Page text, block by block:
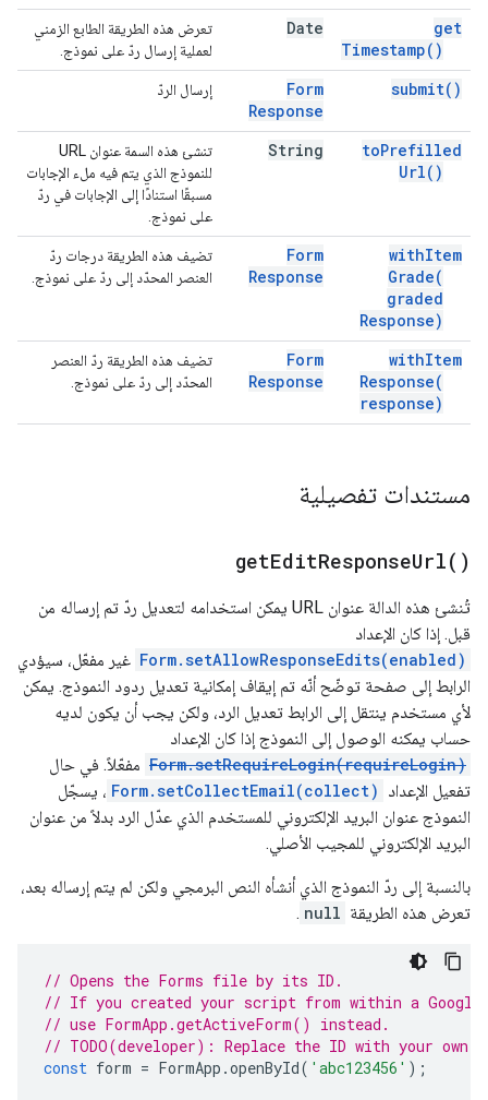
get
Timestamp( )
Date
تعرض هذه الطريقة الطابع الزمني
لعملية إرسال ردّ على نموذج.
submit( )
Form
Response
إرسال الردّ
toPrefilled
Url( )
String
تنشئ هذه السمة عنوان URL
للنموذج الذي يتم فيه ملء الإجابات
مسبقًا استنادًا إلى الإجابات في ردّ
على نموذج.
withItem
Grade(
graded
Response)
Form
Response
تضيف هذه الطريقة درجات ردّ
العنصر المحدّد إلى ردّ على نموذج.
withItem
Response(
response)
Form
Response
تضيف هذه الطريقة ردّ العنصر
المحدّد إلى ردّ على نموذج.
مستندات تفصيلية
getEditResponseUrl( )
تُنشئ هذه الدالة عنوان URL يمكن استخدامه لتعديل ردّ تم إرساله من
قبل. إذا كان الإعداد
Form.setAllowResponseEdits(enabled) غير مفعّل، سيؤدي
الرابط إلى صفحة توضّح أنّه تم إيقاف إمكانية تعديل ردود النموذج. يمكن
لأي مستخدم ينتقل إلى الرابط تعديل الرد، ولكن يجب أن يكون لديه
حساب يمكنه الوصول إلى النموذج إذا كان الإعداد
Form.setRequireLogin(requireLogin) مفعّلاً. في حال
تفعيل الإعداد Form.setCollectEmail(collect) ، يسجّل
النموذج عنوان البريد الإلكتروني للمستخدم الذي عدّل الرد بدلاً من عنوان
البريد الإلكتروني للمجيب الأصلي.
بالنسبة إلى ردّ النموذج الذي أنشأه النص البرمجي ولكن لم يتم إرساله بعد،
تعرض هذه الطريقة null
.
// Opens the Forms file by its ID.
// If you created your script from within a Google
// use FormApp.getActiveForm() instead.
// TODO(developer): Replace the ID with your own.
const form = FormApp .openById( 'abc123456' );